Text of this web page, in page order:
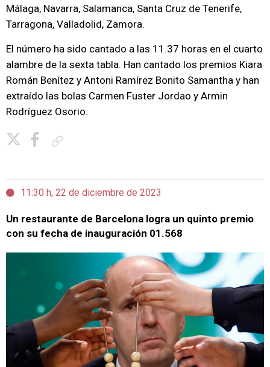
Málaga, Navarra, Salamanca, Santa Cruz de Tenerife,
Tarragona, Valladolid, Zamora.
El número ha sido cantado a las 11.37 horas en el cuarto
alambre de la sexta tabla. Han cantado los premios Kiara
Román Benítez y Antoni Ramírez Bonito Samantha y han
extraído las bolas Carmen Fuster Jordao y Armin
Rodríguez Osorio.
11:30 h, 22 de diciembre de 2023
Un restaurante de Barcelona logra un quinto premio
con su fecha de inauguración 01.568